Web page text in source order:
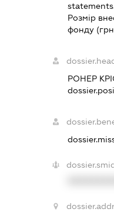
Розмір
фонду
РОНЕР